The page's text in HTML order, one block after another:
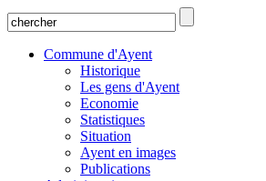
Commune d'Ayent
Historique
Les gens d'Ayent
Economie
Statistiques
Situation
Ayent en images
Publications